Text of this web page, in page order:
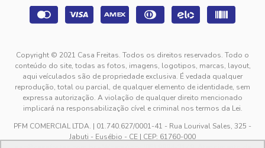
Copyright © 2021 Casa Freitas. Todos os direitos reservados. Todo o
conteúdo do site, todas as fotos, imagens, logotipos, marcas, layout,
aqui veículados são de propriedade exclusiva. É vedada qualquer
reprodução, total ou parcial, de qualquer elemento de identidade, sem
expressa autorização. A violação de qualquer direito mencionado
implicará na responsabilização cível e criminal nos termos da Lei.
PFM COMERCIAL LTDA. | 01.740.627/0001-41 - Rua Lourival Sales, 325 -
Jabuti - Eusébio - CE | CEP: 61760-000